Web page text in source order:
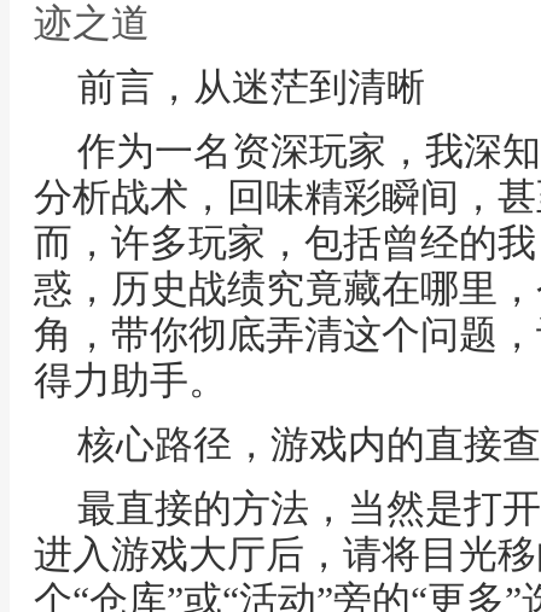
迹之道
前言，从迷茫到清晰
作为一名资深玩家，我深
分析战术，回味精彩瞬间，
而，许多玩家，包括曾经的
惑，历史战绩究竟藏在哪里
角，带你彻底弄清这个问题
得力助手。
核心路径，游戏内的直接
最直接的方法，当然是打
进入游戏大厅后，请将目光
个“仓库”或“活动”旁的“更多